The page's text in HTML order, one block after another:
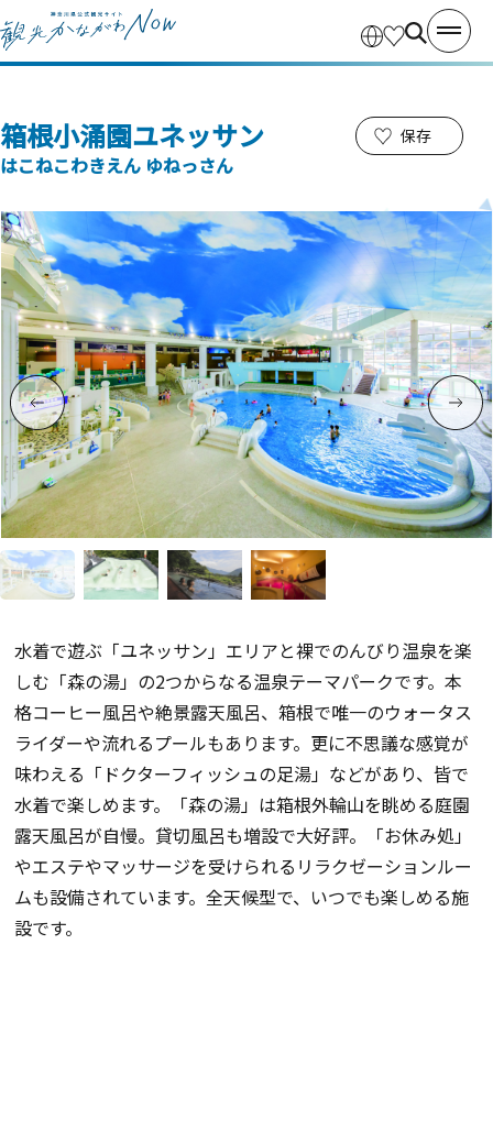
箱根小涌園ユネッサン
はこねこわきえん ゆねっさん
保存
水着で遊ぶ「ユネッサン」エリアと裸でのんびり温泉を楽
しむ「森の湯」の2つからなる温泉テーマパークです。本
格コーヒー風呂や絶景露天風呂、箱根で唯一のウォータス
ライダーや流れるプールもあります。更に不思議な感覚が
味わえる「ドクターフィッシュの足湯」などがあり、皆で
水着で楽しめます。「森の湯」は箱根外輪山を眺める庭園
露天風呂が自慢。貸切風呂も増設で大好評。「お休み処」
やエステやマッサージを受けられるリラクゼーションルー
ムも設備されています。全天候型で、いつでも楽しめる施
設です。